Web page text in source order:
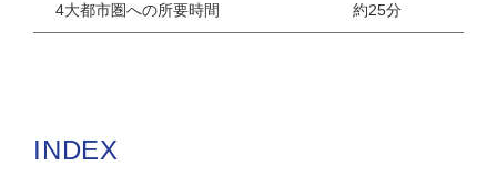
4大都市圏への所要時間 約25分
INDEX